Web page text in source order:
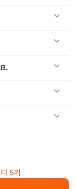
.
5기